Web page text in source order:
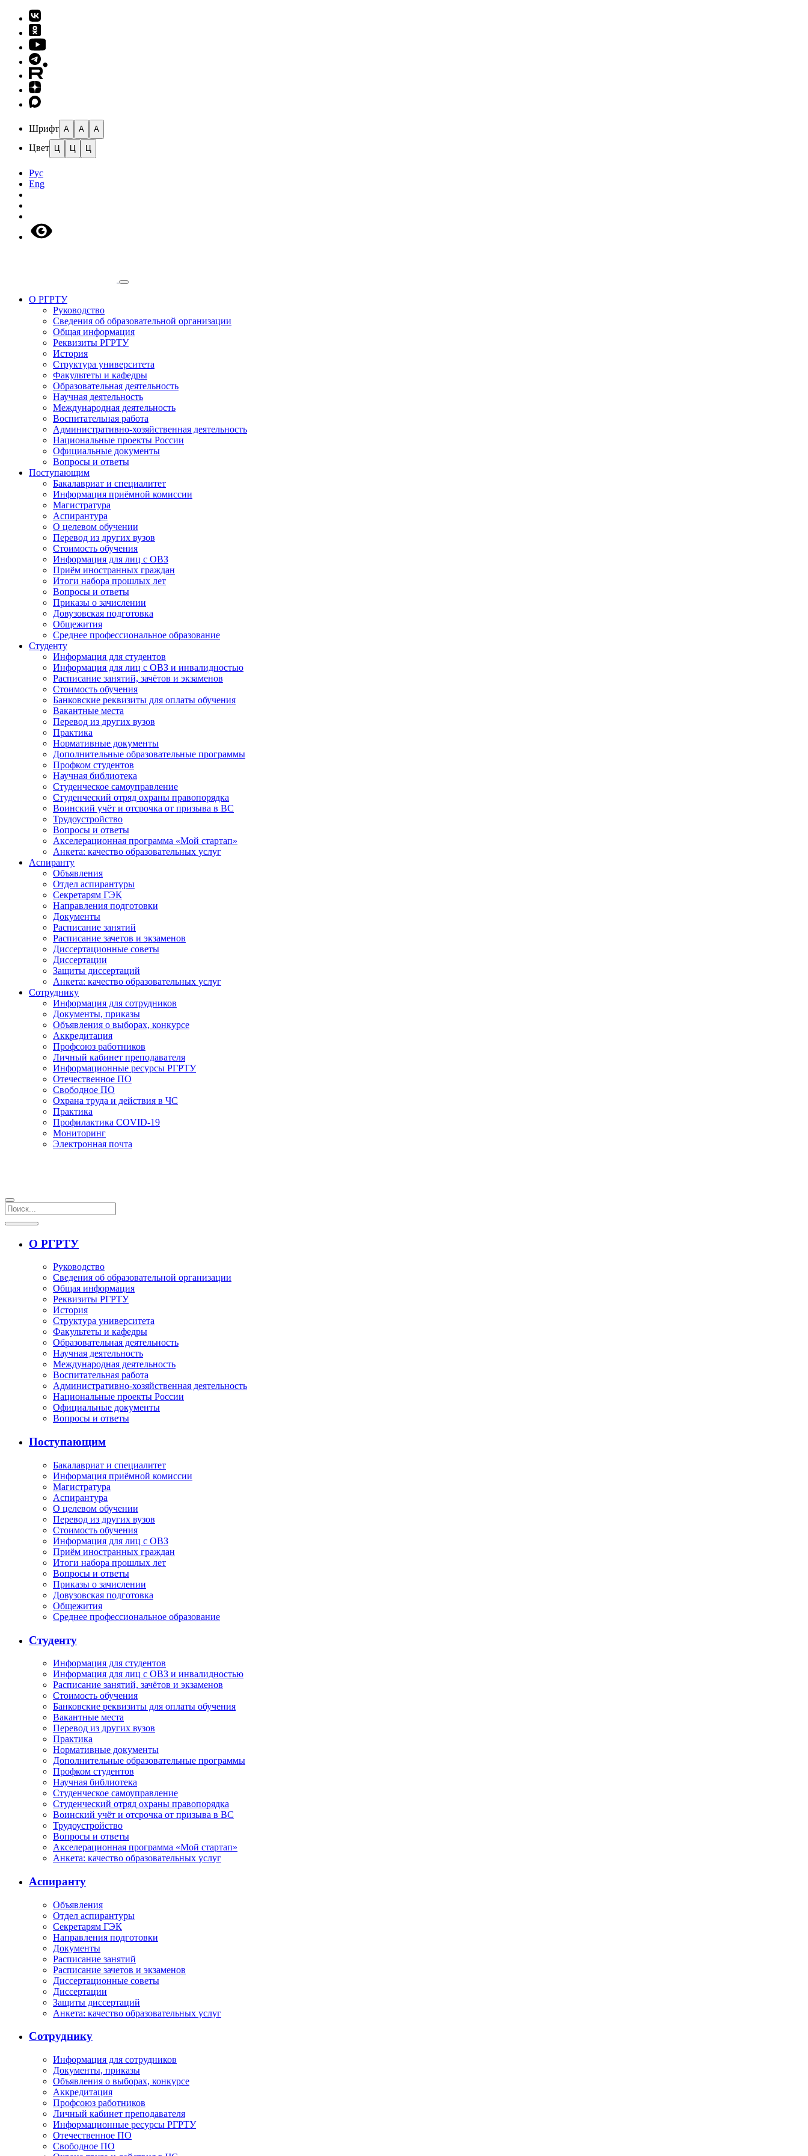
Шрифт A A A
Цвет Ц Ц Ц
Рус
Eng
О РГРТУ
Руководство
Сведения об образовательной организации
Общая информация
Реквизиты РГРТУ
История
Структура университета
Факультеты и кафедры
Образовательная деятельность
Научная деятельность
Международная деятельность
Воспитательная работа
Административно-хозяйственная деятельность
Национальные проекты России
Официальные документы
Вопросы и ответы
Поступающим
Бакалавриат и специалитет
Информация приёмной комиссии
Магистратура
Аспирантура
О целевом обучении
Перевод из других вузов
Стоимость обучения
Информация для лиц с ОВЗ
Приём иностранных граждан
Итоги набора прошлых лет
Вопросы и ответы
Приказы о зачислении
Довузовская подготовка
Общежития
Среднее профессиональное образование
Студенту
Информация для студентов
Информация для лиц с ОВЗ и инвалидностью
Расписание занятий, зачётов и экзаменов
Стоимость обучения
Банковские реквизиты для оплаты обучения
Вакантные места
Перевод из других вузов
Практика
Нормативные документы
Дополнительные образовательные программы
Профком студентов
Научная библиотека
Студенческое самоуправление
Студенческий отряд охраны правопорядка
Воинский учёт и отсрочка от призыва в ВС
Трудоустройство
Вопросы и ответы
Акселерационная программа «Мой стартап»
Анкета: качество образовательных услуг
Аспиранту
Объявления
Отдел аспирантуры
Секретарям ГЭК
Направления подготовки
Документы
Расписание занятий
Расписание зачетов и экзаменов
Диссертационные советы
Диссертации
Защиты диссертаций
Анкета: качество образовательных услуг
Сотруднику
Информация для сотрудников
Документы, приказы
Объявления о выборах, конкурсе
Аккредитация
Профсоюз работников
Личный кабинет преподавателя
Информационные ресурсы РГРТУ
Отечественное ПО
Свободное ПО
Охрана труда и действия в ЧС
Практика
Профилактика COVID-19
Мониторинг
Электронная почта
О РГРТУ
Руководство
Сведения об образовательной организации
Общая информация
Реквизиты РГРТУ
История
Структура университета
Факультеты и кафедры
Образовательная деятельность
Научная деятельность
Международная деятельность
Воспитательная работа
Административно-хозяйственная деятельность
Национальные проекты России
Официальные документы
Вопросы и ответы
Поступающим
Бакалавриат и специалитет
Информация приёмной комиссии
Магистратура
Аспирантура
О целевом обучении
Перевод из других вузов
Стоимость обучения
Информация для лиц с ОВЗ
Приём иностранных граждан
Итоги набора прошлых лет
Вопросы и ответы
Приказы о зачислении
Довузовская подготовка
Общежития
Среднее профессиональное образование
Студенту
Информация для студентов
Информация для лиц с ОВЗ и инвалидностью
Расписание занятий, зачётов и экзаменов
Стоимость обучения
Банковские реквизиты для оплаты обучения
Вакантные места
Перевод из других вузов
Практика
Нормативные документы
Дополнительные образовательные программы
Профком студентов
Научная библиотека
Студенческое самоуправление
Студенческий отряд охраны правопорядка
Воинский учёт и отсрочка от призыва в ВС
Трудоустройство
Вопросы и ответы
Акселерационная программа «Мой стартап»
Анкета: качество образовательных услуг
Аспиранту
Объявления
Отдел аспирантуры
Секретарям ГЭК
Направления подготовки
Документы
Расписание занятий
Расписание зачетов и экзаменов
Диссертационные советы
Диссертации
Защиты диссертаций
Анкета: качество образовательных услуг
Сотруднику
Информация для сотрудников
Документы, приказы
Объявления о выборах, конкурсе
Аккредитация
Профсоюз работников
Личный кабинет преподавателя
Информационные ресурсы РГРТУ
Отечественное ПО
Свободное ПО